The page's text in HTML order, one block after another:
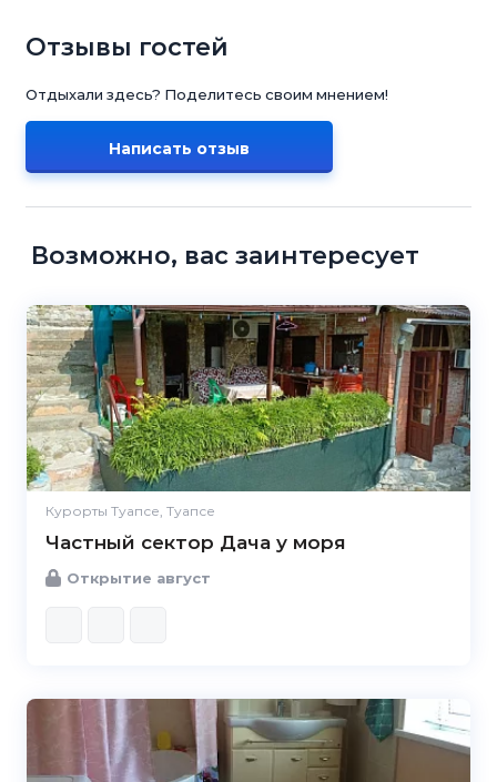
Отзывы гостей
Отдыхали здесь? Поделитесь своим мнением!
Написать отзыв
Возможно, вас заинтересует
Курорты Туапсе, Туапсе
Частный сектор Дача у моря
Открытие август